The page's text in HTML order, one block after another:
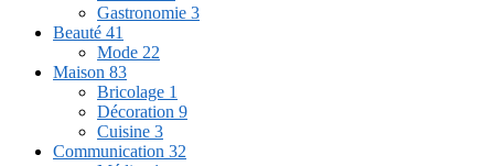
Gastronomie 3
Beauté 41
Mode 22
Maison 83
Bricolage 1
Décoration 9
Cuisine 3
Communication 32